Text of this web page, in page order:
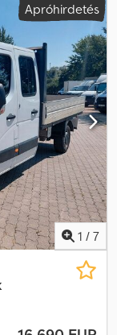
Apróhirdetés
1 / 7